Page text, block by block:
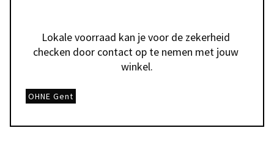
Lokale voorraad kan je voor de zekerheid
checken door contact op te nemen met jouw
winkel.
OHNE Gent